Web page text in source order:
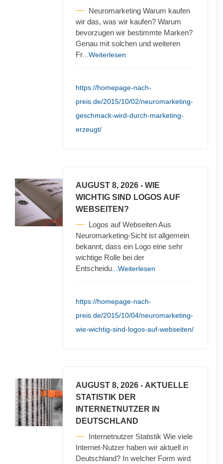
Neuromarketing Warum kaufen
wir das, was wir kaufen? Warum
bevorzugen wir bestimmte Marken?
Genau mit solchen und weiteren
Fr ...Weiterlesen
https://homepage-nach-
preis.de/2015/10/02/neuromarketing-
geschmack-wird-durch-marketing-
erzeugt/
AUGUST 8, 2026 - WIE
WICHTIG SIND LOGOS AUF
WEBSEITEN?
Logos auf Webseiten Aus
Neuromarketing-Sicht ist allgemein
bekannt, dass ein Logo eine sehr
wichtige Rolle bei der
Entscheidu ...Weiterlesen
https://homepage-nach-
preis.de/2015/10/04/neuromarketing-
wie-wichtig-sind-logos-auf-webseiten/
AUGUST 8, 2026 - AKTUELLE
STATISTIK DER
INTERNETNUTZER IN
DEUTSCHLAND
Internetnutzer Statistik Wie viele
Internet-Nutzer haben wir aktuell in
Deutschland? In welcher Form wird